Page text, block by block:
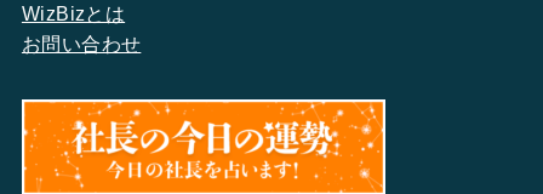
WizBizとは
お問い合わせ